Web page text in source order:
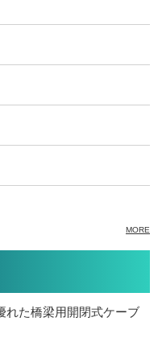
MORE
れた橋梁用開閉式ケーブ